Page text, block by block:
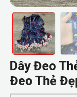
Dây Đeo
Đeo Thẻ